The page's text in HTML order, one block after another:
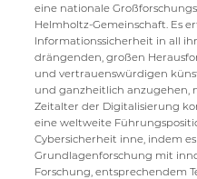
eine nationale
Helmholtz-Gemeinschaft. Es
Informationssicherheit in all
drängenden, großen
und vertrauenswürdigen
und ganzheitlich anzugehen,
Zeitalter der Digitalisierung
eine weltweite
Cybersicherheit inne, indem
Grundlagenforschung mit
Forschung, entsprechendem